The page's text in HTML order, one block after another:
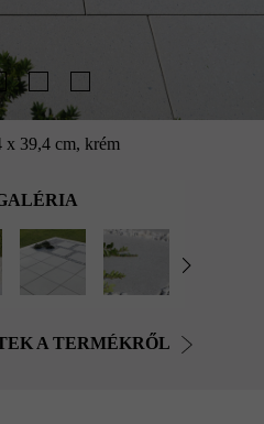
x 39,4 cm, krém
A TERMÉKRŐL